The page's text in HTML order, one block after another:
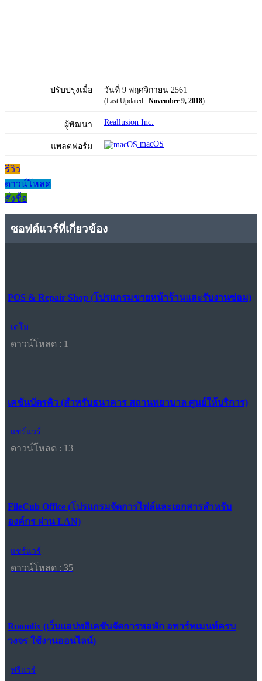
ปรับปรุงเมื่อ วันที่ 9 พฤศจิกายน 2561
(Last Updated : November 9, 2018)
ผู้พัฒนา Reallusion Inc.
แพลตฟอร์ม macOS
รีวิว
ดาวน์โหลด
สั่งซื้อ
ซอฟต์แวร์ที่เกี่ยวข้อง
POS & Repair Shop (โปรแกรมขายหน้าร้านและรับงานซ่อม)
เดโม
ดาวน์โหลด : 1
เคชันบัตรคิว (สำหรับธนาคาร สถานพยาบาล ศูนย์ให้บริการ)
แชร์แวร์
ดาวน์โหลด : 13
FileCub Office (โปรแกรมจัดการไฟล์และเอกสารสำหรับ
องค์กร ผ่าน LAN)
แชร์แวร์
ดาวน์โหลด : 35
Roomlix (เว็บแอปพลิเคชันจัดการหอพัก อพาร์ทเมนท์ครบ
วงจร ใช้งานออนไลน์)
ฟรีแวร์